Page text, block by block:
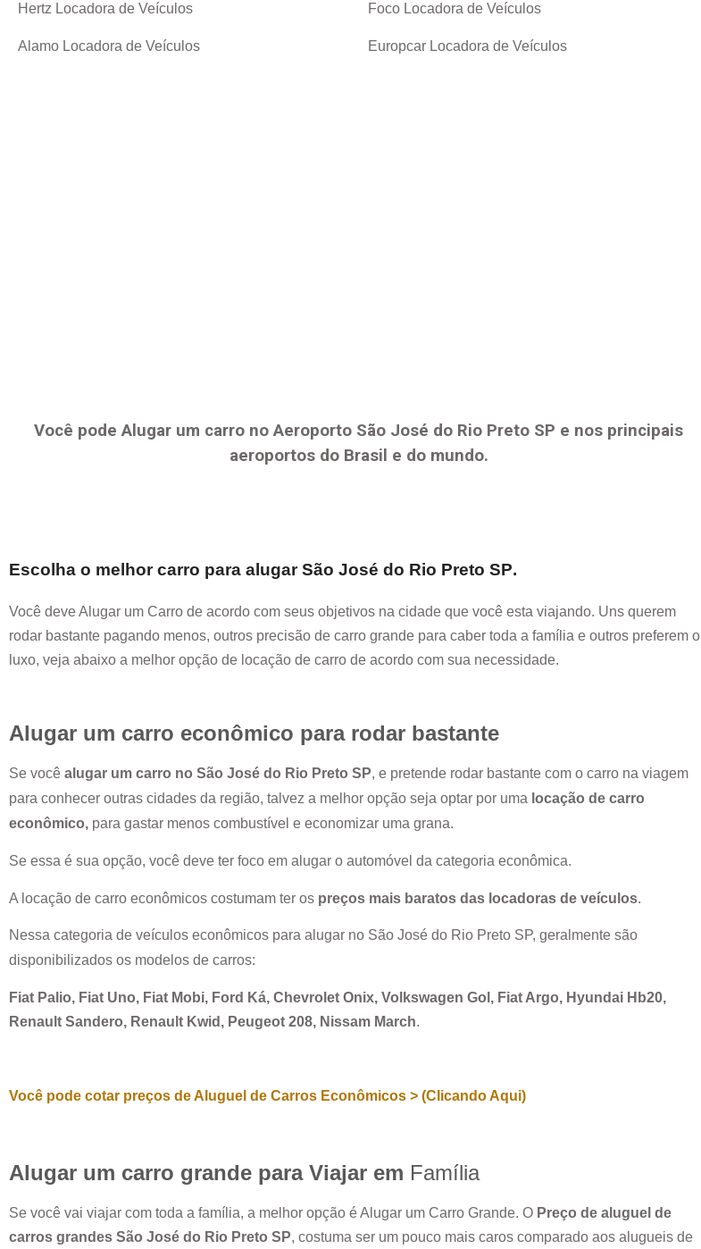
Hertz Locadora de Veículos
Alamo Locadora de Veículos
Foco Locadora de Veículos
Europcar Locadora de Veículos
Você pode Alugar um carro no Aeroporto São José do Rio Preto SP e nos principais
aeroportos do Brasil e do mundo.
Escolha o melhor carro para alugarSão José do Rio Preto SP.
Você deve Alugar um Carro de acordo com seus objetivos na cidade que você esta viajando. Uns querem
rodar bastante pagando menos, outros precisão de carro grande para caber toda a família e outros preferem o
luxo, veja abaixo a melhor opção de locação de carro de acordo com sua necessidade.
Alugar um carro econômico para rodar bastante
Se você alugar um carro no São José do Rio Preto SP, e pretende rodar bastante com o carro na viagem
para conhecer outras cidades da região, talvez a melhor opção seja optar por uma locação de carro
econômico, para gastar menos combustível e economizar uma grana.
Se essa é sua opção, você deve ter foco em alugar o automóvel da categoria econômica.
A locação de carro econômicos costumam ter os preços mais baratos das locadoras de veículos.
Nessa categoria de veículos econômicos para alugar no São José do Rio Preto SP, geralmente são
disponibilizados os modelos de carros:
Fiat Palio, Fiat Uno, Fiat Mobi, Ford Ká, Chevrolet Onix, Volkswagen Gol, Fiat Argo, Hyundai Hb20,
Renault Sandero, Renault Kwid, Peugeot 208, Nissam March.
Você pode cotar preços de Aluguel de Carros Econômicos > (Clicando Aqui)
Alugar um carro grande para Viajar em Família
Se você vai viajar com toda a família, a melhor opção é Alugar um Carro Grande. O Preço de aluguel de
carros grandes São José do Rio Preto SP, costuma ser um pouco mais caros comparado aos alugueis de